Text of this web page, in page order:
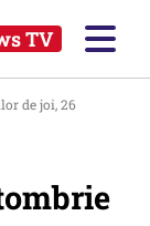
TV
de joi, 26